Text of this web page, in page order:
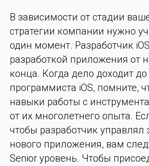
В зависимости от стадии
стратегии компании нужно
один момент. Разработчик
разработкой приложения от
конца. Когда дело доходит
программиста iOS, помните,
навыки работы с
от их многолетнего опыта.
чтобы разработчик управлял
нового приложения, вам
Senior уровень. Чтобы